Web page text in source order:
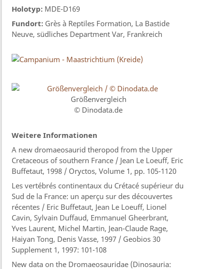
Holotyp: MDE-D169
Fundort: Grès à Reptiles Formation, La Bastide
Neuve, südliches Department Var, Frankreich
Größenvergleich
© Dinodata.de
Weitere Informationen
A new dromaeosaurid theropod from the Upper
Cretaceous of southern France / Jean Le Loeuff, Eric
Buffetaut, 1998 / Oryctos, Volume 1, pp. 105-1120
Les vertébrés continentaux du Crétacé supérieur du
Sud de la France: un aperçu sur des découvertes
récentes / Eric Buffetaut, Jean Le Loeuff, Lionel
Cavin, Sylvain Duffaud, Emmanuel Gheerbrant,
Yves Laurent, Michel Martin, Jean-Claude Rage,
Haiyan Tong, Denis Vasse, 1997 / Geobios 30
Supplement 1, 1997: 101-108
New data on the Dromaeosauridae (Dinosauria: